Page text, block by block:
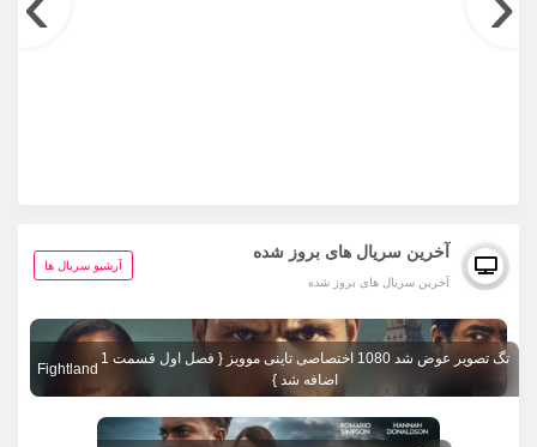
آخرین سریال های بروز شده
آخرین سریال های بروز شده
آرشیو سریال ها
تگ تصویر عوض شد 1080 اختصاصی تاینی موویز { فصل اول قسمت 1
اضافه شد }
Fightland